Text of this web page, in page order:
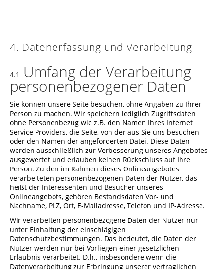
4. Datenerfassung und Verarbeitung
4.1 Umfang der Verarbeitung
personenbezogener Daten
Sie können unsere Seite besuchen, ohne Angaben zu Ihrer
Person zu machen. Wir speichern lediglich Zugriffsdaten
ohne Personenbezug wie z.B. den Namen Ihres Internet
Service Providers, die Seite, von der aus Sie uns besuchen
oder den Namen der angeforderten Datei. Diese Daten
werden ausschließlich zur Verbesserung unseres Angebotes
ausgewertet und erlauben keinen Rückschluss auf Ihre
Person. Zu den im Rahmen dieses Onlineangebotes
verarbeiteten personenbezogenen Daten der Nutzer, das
heißt der Interessenten und Besucher unseres
Onlineangebots, gehören Bestandsdaten Vor- und
Nachname, PLZ, Ort, E-Mailadresse, Telefon und IP-Adresse.
Wir verarbeiten personenbezogene Daten der Nutzer nur
unter Einhaltung der einschlägigen
Datenschutzbestimmungen. Das bedeutet, die Daten der
Nutzer werden nur bei Vorliegen einer gesetzlichen
Erlaubnis verarbeitet. D.h., insbesondere wenn die
Datenverarbeitung zur Erbringung unserer vertraglichen